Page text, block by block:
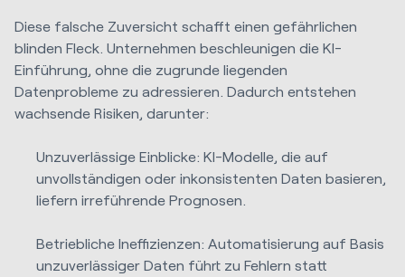
Diese falsche Zuversicht schafft einen gefährlichen
blinden Fleck. Unternehmen beschleunigen die KI-
Einführung, ohne die zugrunde liegenden
Datenprobleme zu adressieren. Dadurch entstehen
wachsende Risiken, darunter:
Unzuverlässige Einblicke: KI-Modelle, die auf
unvollständigen oder inkonsistenten Daten basieren,
liefern irreführende Prognosen.
Betriebliche Ineffizienzen: Automatisierung auf Basis
unzuverlässiger Daten führt zu Fehlern statt